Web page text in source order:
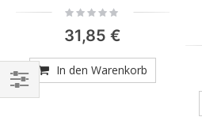
Rating:
31,85 €
In den Warenkorb
Einkaufsoptionen